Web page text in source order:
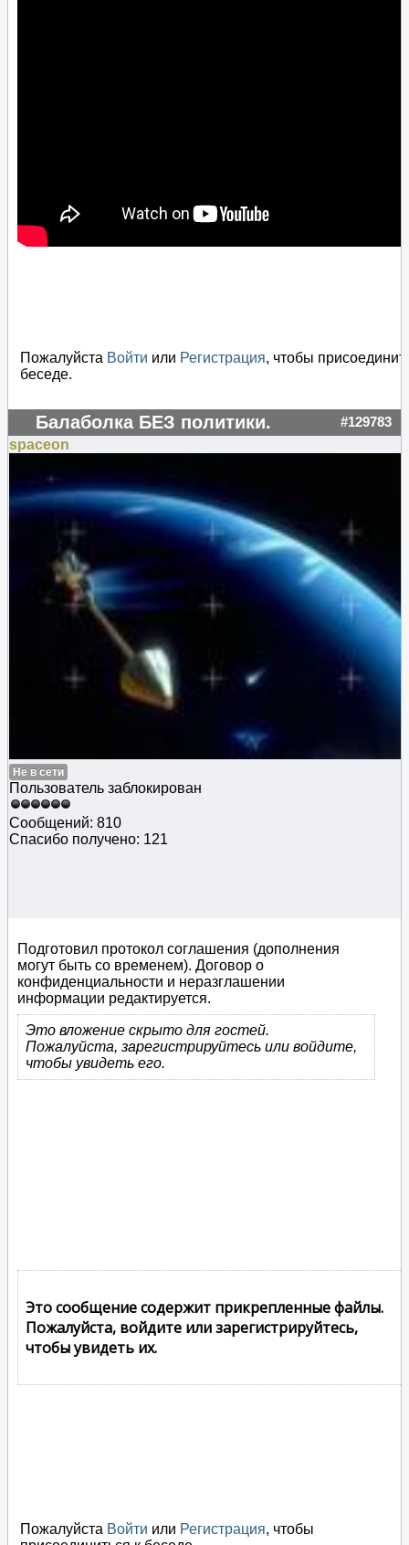
Пожалуйста Войти или Регистрация, чтобы
беседе.
Балаболка БЕЗ политики. #129783
spaceon
Не в сети
Пользователь заблокирован
Сообщений: 810
Спасибо получено: 121
Подготовил протокол соглашения (дополнения
могут быть со временем). Договор о
конфиденциальности и неразглашении
информации редактируется.
Это вложение скрыто для гостей.
Пожалуйста, зарегистрируйтесь или войдите,
чтобы увидеть его.
Это сообщение содержит прикрепленные файлы.
Пожалуйста, войдите или зарегистрируйтесь,
чтобы увидеть их.
Пожалуйста Войти или Регистрация, чтобы